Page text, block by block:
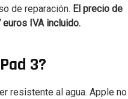
de reparación. El precio de
IVA incluido.
3?
resistente al agua. Apple no